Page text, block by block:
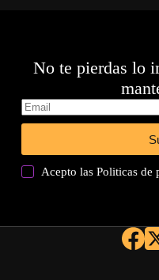
No te pierdas lo
Acepto lasPoliticas de